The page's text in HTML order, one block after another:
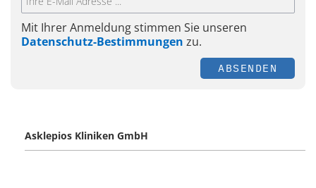
Mit Ihrer Anmeldung stimmen Sie unseren
Datenschutz-Bestimmungen zu.
ABSENDEN
Asklepios Kliniken GmbH